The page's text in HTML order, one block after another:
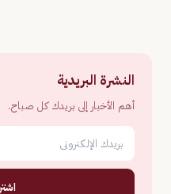
النشرة البريدية
أهم الأخبار إلى بريدك كل صباح.